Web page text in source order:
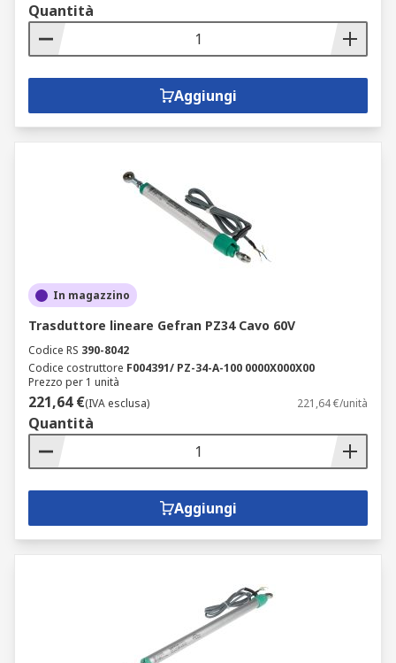
Quantità
Aggiungi
In magazzino
Trasduttore lineare Gefran PZ34 Cavo 60V
Codice RS 390-8042
Codice costruttore F004391/ PZ-34-A-100 0000X000X00
Prezzo per 1 unità
221,64 €(IVA esclusa) 221,64 €/unità
Quantità
Aggiungi